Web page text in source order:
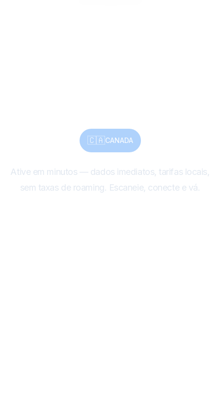
🇨🇦CANADA
Ative em minutos — dados imediatos, tarifas locais,
sem taxas de roaming. Escaneie, conecte e vá.